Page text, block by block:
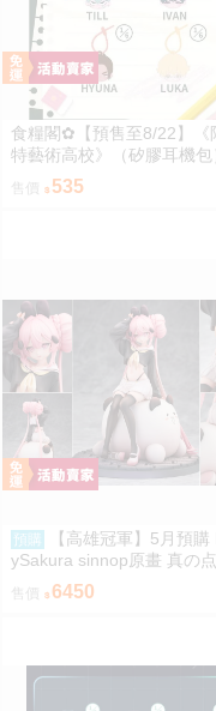
食糧閣✿【預售至8/22】《
特藝術高校》（矽膠耳機包
形舞臺／異形舞台／阿納特
高校／ALIENSTAGE／Till／
售價 535
預購
【高雄冠軍】5月預購
ySakura sinnop原畫 真の
服Ver 1/6 一般 PU完成品
售價 6450